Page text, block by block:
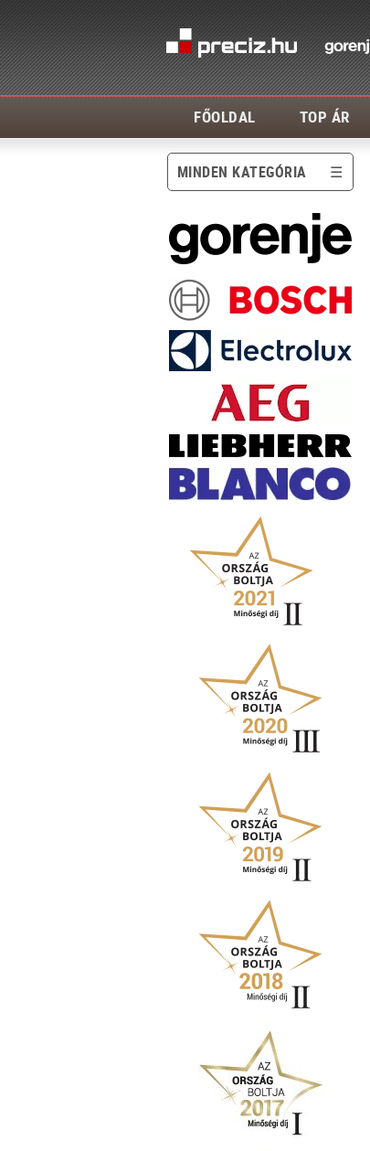
FŐOLDAL TOP ÁR
MINDEN KATEGÓRIA